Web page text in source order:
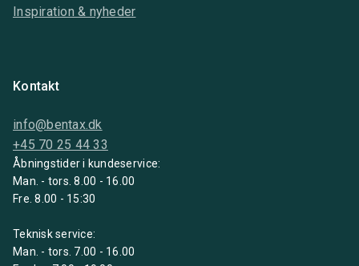
Inspiration & nyheder
Kontakt
info@bentax.dk
+45 70 25 44 33
Åbningstider i kundeservice:
Man. - tors. 8.00 - 16.00
Fre. 8.00 - 15:30
Teknisk service:
Man. - tors. 7.00 - 16.00